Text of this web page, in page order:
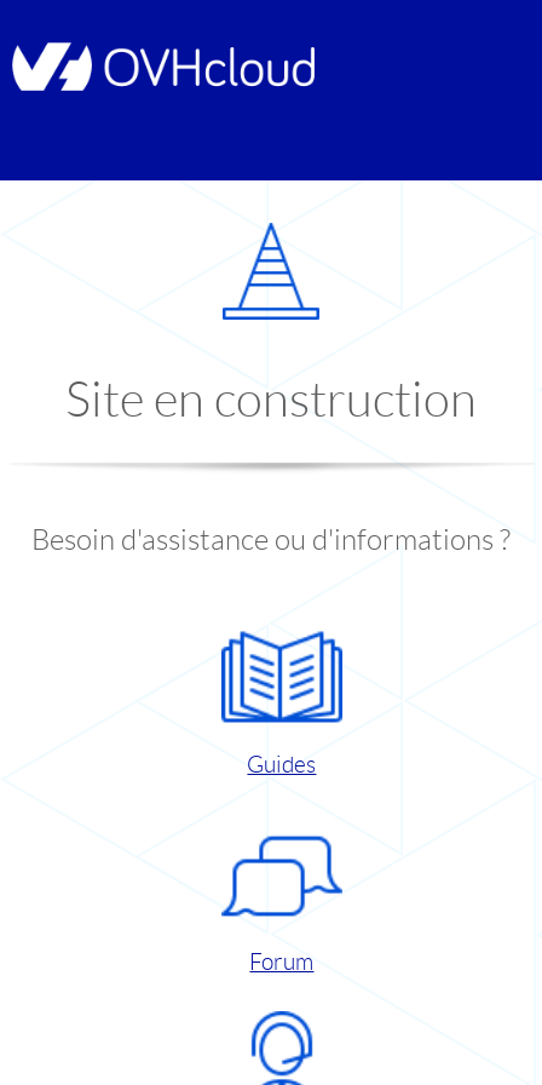
Site en construction
Besoin d'assistance ou d'informations ?
Guides
Forum